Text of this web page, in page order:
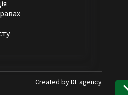
Created byDL agency